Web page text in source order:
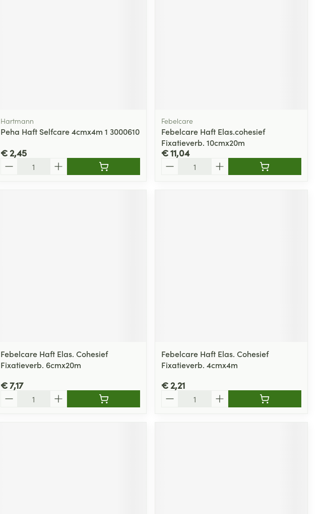
Hartmann
Peha Haft Selfcare 4cmx4m 1 3000610
€ 2,45
Febelcare
Febelcare Haft Elas.cohesief
Fixatieverb. 10cmx20m
€ 11,04
Febelcare Haft Elas. Cohesief
Fixatieverb. 6cmx20m
€ 7,17
Febelcare Haft Elas. Cohesief
Fixatieverb. 4cmx4m
€ 2,21